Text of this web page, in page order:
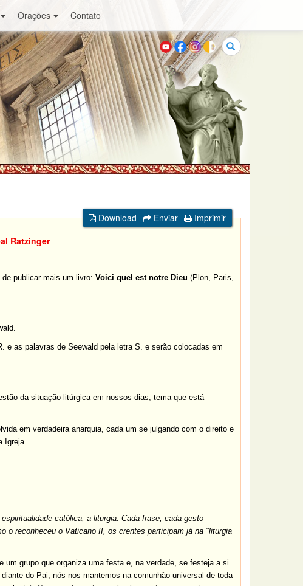
Orações Contato
Buscar
Download Enviar
Imprimir
Ratzinger
publicar mais um livro: Voici quel est notre Dieu (Plon, Paris,
e as palavras de Seewald pela letra S. e serão colocadas em
da situação litúrgica em nossos dias, tema que está
em verdadeira anarquia, cada um se julgando com o direito e
Igreja.
católica, a liturgia. Cada frase, cada gesto
o reconheceu o Vaticano II, os crentes participam já na "liturgia
um grupo que organiza uma festa e, na verdade, se festeja a si
do Pai, nós nos mantemos na comunhão universal de toda